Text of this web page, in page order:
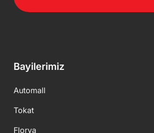
Bayilerimiz
Automall
Tokat
Florya